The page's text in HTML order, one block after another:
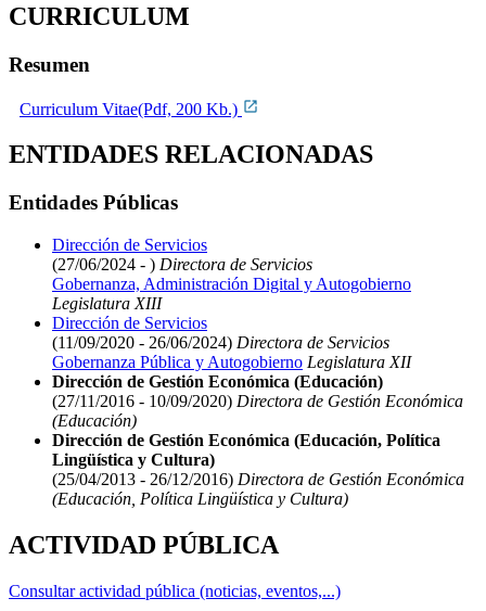
CURRICULUM
Resumen
Curriculum Vitae(Pdf, 200 Kb.)
ENTIDADES RELACIONADAS
Entidades Públicas
Dirección de Servicios
(27/06/2024 - ) Directora de Servicios
Gobernanza, Administración Digital y Autogobierno
Legislatura XIII
Dirección de Servicios
(11/09/2020 - 26/06/2024) Directora de Servicios
Gobernanza Pública y Autogobierno Legislatura XII
Dirección de Gestión Económica (Educación)
(27/11/2016 - 10/09/2020) Directora de Gestión Económica
(Educación)
Dirección de Gestión Económica (Educación, Política
Lingüística y Cultura)
(25/04/2013 - 26/12/2016) Directora de Gestión Económica
(Educación, Política Lingüística y Cultura)
ACTIVIDAD PÚBLICA
Consultar actividad pública (noticias, eventos,...)